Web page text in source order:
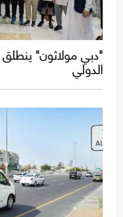
"دبي مولاثون"
الدولي